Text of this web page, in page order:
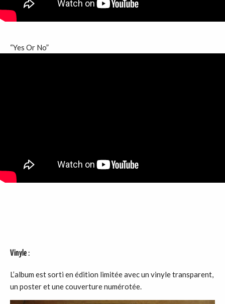
“Yes Or No”
Vinyle:
L’album est sorti en édition limitée avec un vinyle transparent,
un poster et une couverture numérotée.